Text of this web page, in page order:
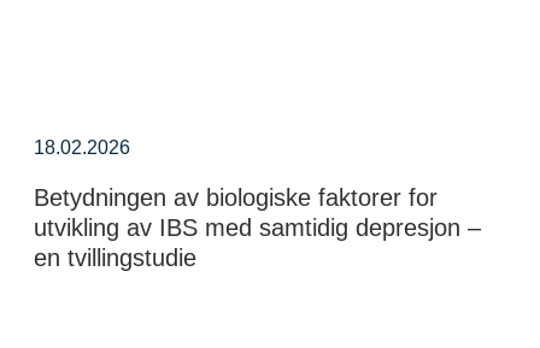
18.02.2026
Betydningen av biologiske faktorer for
utvikling av IBS med samtidig depresjon –
en tvillingstudie